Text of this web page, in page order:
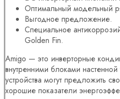
Оптимальный модельный
Выгодное предложение.
Специальное
Golden Fin.
Amigo — это инверторные
внутренними блоками
устройства могут предложить
хорошие показатели